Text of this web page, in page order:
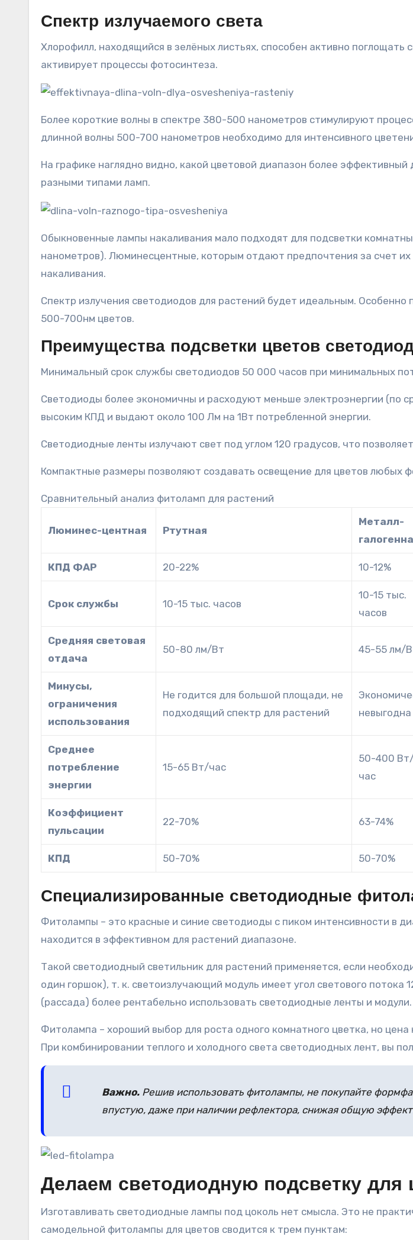
Спектр излучаемого света
Хлорофилл, находящийся в зелёных листьях, способен активно
активирует процессы фотосинтеза.
Более короткие волны в спектре 380-500 нанометров стимулируют
длинной волны 500-700 нанометров необходимо для интенсивного
На графике наглядно видно, какой цветовой диапазон более
разными типами ламп.
Обыкновенные лампы накаливания мало подходят для подсветки
нанометров). Люминесцентные, которым отдают предпочтения за счет
накаливания.
Спектр излучения светодиодов для растений будет идеальным.
500-700нм цветов.
Преимущества подсветки цветов
Минимальный срок службы светодиодов 50 000 часов при минимальных
Светодиоды более экономичны и расходуют меньше электроэнергии (по
высоким КПД и выдают около 100 Лм на 1Вт потребленной энергии.
Светодиодные ленты излучают свет под углом 120 градусов, что
Компактные размеры позволяют создавать освещение для цветов любых
Сравнительный анализ фитоламп для растений
Люминес-центная Ртутная
Металл-
КПД ФАР 20-22% 10-12%
Cрок службы 10-15 тыс. часов
10-15 тыс.
часов
Средняя световая
отдача
50-80 лм/Вт 45-55 лм/
Минусы,
ограничения
использования
Не годится для большой площади, не
подходящий спектр для растений
невыгодна
Среднее
потребление
энергии
15-65 Вт/час
50-400
час
Коэффициент
пульсации
22-70% 63-74%
КПД 50-70% 50-70%
Специализированные светодиодные
Фитолампы – это красные и синие светодиоды с пиком интенсивности в
находится в эффективном для растений диапазоне.
Такой светодиодный светильник для растений применяется, если
один горшок), т. к. светоизлучающий модуль имеет угол светового потока
(рассада) более рентабельно использовать светодиодные ленты и модули.
Фитолампа – хороший выбор для роста одного комнатного цветка, но
При комбинировании теплого и холодного света светодиодных лент, вы
Важно. Решив использовать фитолампы, не покупайте
впустую, даже при наличии рефлектора, снижая общую
Делаем светодиодную подсветку для
Изготавливать светодиодные лампы под цоколь нет смысла. Это не
самодельной фитолампы для цветов сводится к трем пунктам: